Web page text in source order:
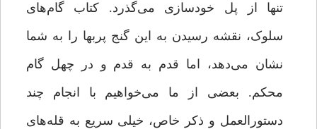
تنها از پل خودسازی می‌گذرد. کتاب گام‌های
سلوک، نقشه رسیدن به این گنج پربها را به شما
نشان می‌دهد، اما قدم‌ به ‌قدم و در چهل گام
محکم. بعضی از ما می‌خواهیم با انجام چند
دستورالعمل و ذکر خاص، خیلی سریع به قله‌های